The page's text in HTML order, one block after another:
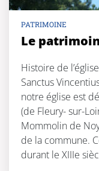
PATRIMOINE
Le
Histoire de
Sanctus
notre église est
(de Fleury- sur-
Mommolin de
de la commune.
durant le XIIIe